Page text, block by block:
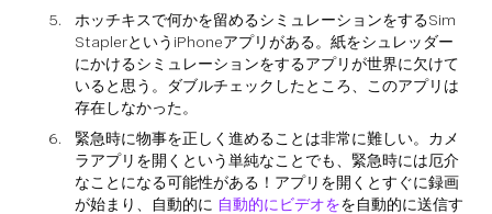
ホッチキスで何かを留めるシミュレーションをするSim
StaplerというiPhoneアプリがある。紙をシュレッダー
にかけるシミュレーションをするアプリが世界に欠けて
いると思う。ダブルチェックしたところ、このアプリは
存在しなかった。
緊急時に物事を正しく進めることは非常に難しい。カメ
ラアプリを開くという単純なことでも、緊急時には厄介
なことになる可能性がある！アプリを開くとすぐに録画
が始まり、自動的に 自動的にビデオをを自動的に送信す